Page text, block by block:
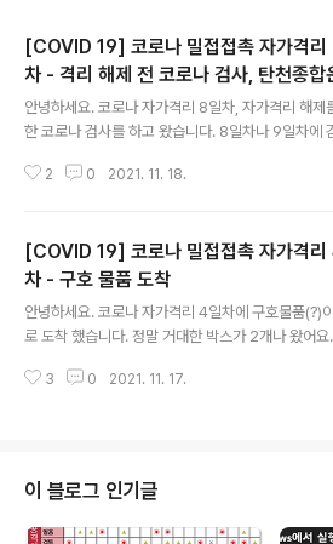
[COVID 19] 코로나 밀접접촉 자가격리
차 - 격리 해제 전 코로나 검사, 탄천종합
장 드라이브스루 검사소
안녕하세요. 코로나 자가격리 8일차, 자가격리 해제
한 코로나 검사를 하고 왔습니다. 8일차나 9일차에
됩니다. 분당구 기준 7일차에 안내 문자가 옵니다. 감
왔습니다. 분당구는 분당구보건소, 야탑역, 탄천종
장 드라이브스루 검사소 세군데에서 검사를 받을 수
하네요. 날씨가 추워져서 드라이브스루 검사가 가능
천종합운동장으로 다녀왔습니다. 점심시간이 12~14
14시쯤 도착하게 갔더니.. 줄이 무지하게 기네요... 주
에 자동차로 줄을 섭니다. 대략 1시간 정도 기다려서
2 0 2021. 11. 18.
[COVID 19] 코로나 밀접접촉 자가격리
차 - 구호 물품 도착
안녕하세요. 코로나 자가격리 4일차에 구호물품(?)
로 도착 했습니다. 정말 거대한 박스가 2개나 왔어요
어보면.... 무언가 잔뜩 들어있네요. 먼저 안내문 입니
레 2개, 3분 짜장 1개 청정원 소고기 미역국, 시래기
국, 순두부찌개 각 1봉 진라면 매운맛 5개 동원참치 3
스팸 2개 가 왔네요. 어른, 아이 구분 없이 같은 품목
3 0 2021. 11. 17.
이 블로그 인기글